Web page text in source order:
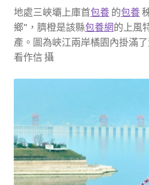
地處三峽壩上庫首包養的包養
鄉”，臍橙是該縣包養網的上風
產。圖為峽江兩岸橘園內掛滿
看作信 攝